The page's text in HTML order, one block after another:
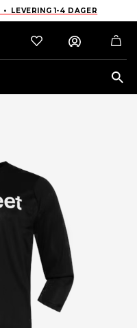
LEVERING 1-4 DAGER